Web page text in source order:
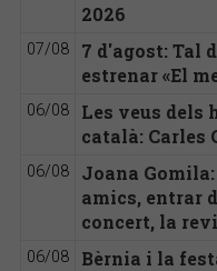
2026
07/08
7 d'agost: Tal
estrenar «El
06/08
Les veus dels
català: Carles
06/08
Joana Gomila:
amics, entrar
concert, la
06/08
Bèrnia i la